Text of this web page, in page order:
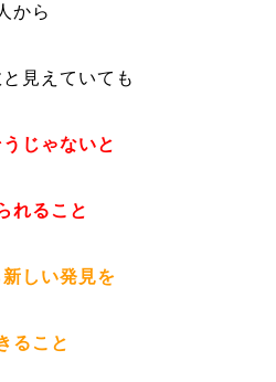
から
見えていても
じゃないと
れること
しい発見を
ること